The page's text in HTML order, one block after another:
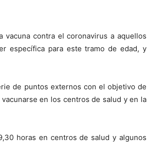
vacuna contra el coronavirus a aquellos
específica para este tramo de edad, y
de puntos externos con el objetivo de
en los centros de salud y en la
horas en centros de salud y algunos